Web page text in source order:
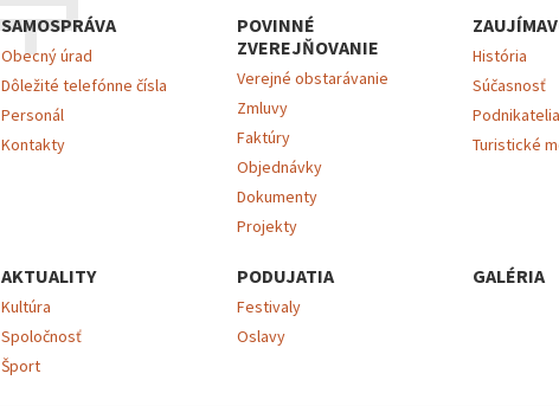
SAMOSPRÁVA
Obecný úrad
Dôležité telefónne čísla
Personál
Kontakty
POVINNÉ
ZVEREJŇOVANIE
Verejné obstarávanie
Zmluvy
Faktúry
Objednávky
Dokumenty
Projekty
História
Súčasnosť
Podnikatelia
Turistické
AKTUALITY
Kultúra
Spoločnosť
Šport
PODUJATIA
Festivaly
Oslavy
GALÉRIA